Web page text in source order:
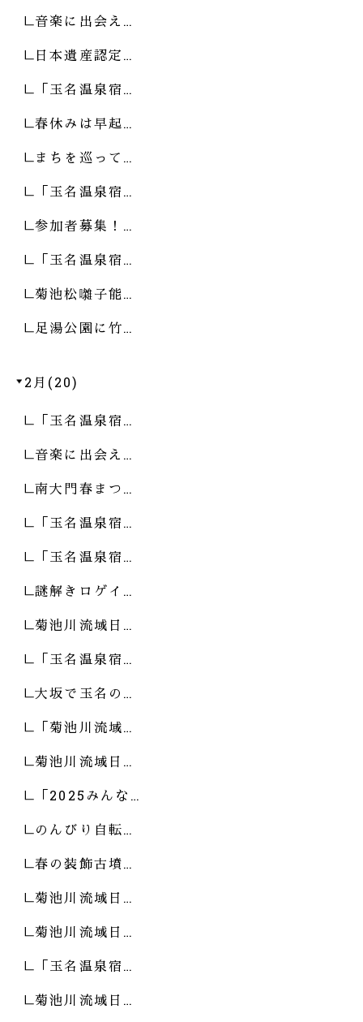
音楽に出会え…
日本遺産認定…
「玉名温泉宿…
春休みは早起…
まちを巡って…
「玉名温泉宿…
参加者募集！…
「玉名温泉宿…
菊池松囃子能…
足湯公園に竹…
2月(20)
「玉名温泉宿…
音楽に出会え…
南大門春まつ…
「玉名温泉宿…
「玉名温泉宿…
謎解きロゲイ…
菊池川流域日…
「玉名温泉宿…
大坂で玉名の…
「菊池川流域…
菊池川流域日…
「2025みんな…
のんびり自転…
春の装飾古墳…
菊池川流域日…
菊池川流域日…
「玉名温泉宿…
菊池川流域日…